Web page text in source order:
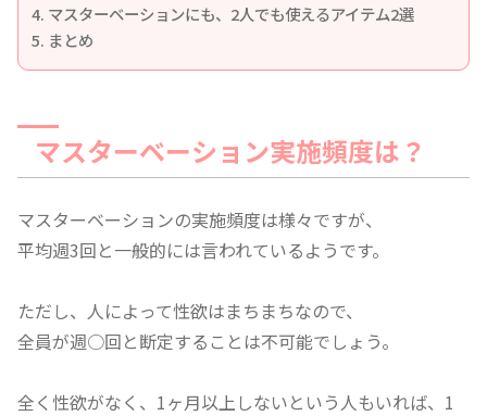
マスターベーションにも、2人でも使えるアイテム2選
まとめ
マスターベーション実施頻度は？
マスターベーションの実施頻度は様々ですが、
平均週3回と一般的には言われているようです。
ただし、人によって性欲はまちまちなので、
全員が週○回と断定することは不可能でしょう。
全く性欲がなく、1ヶ月以上しないという人もいれば、1